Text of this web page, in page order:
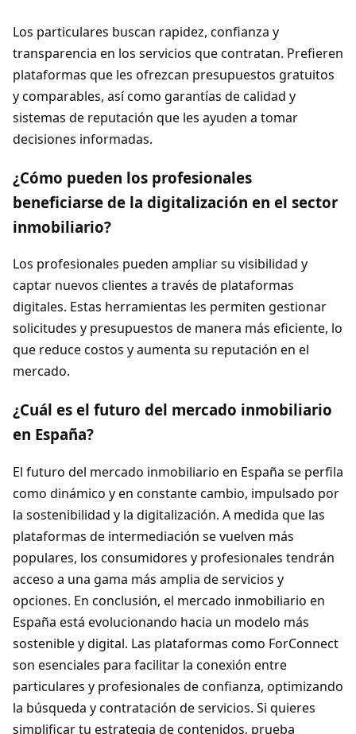
Los particulares buscan rapidez, confianza y
transparencia en los servicios que contratan. Prefieren
plataformas que les ofrezcan presupuestos gratuitos
y comparables, así como garantías de calidad y
sistemas de reputación que les ayuden a tomar
decisiones informadas.
¿Cómo pueden los profesionales
beneficiarse de la digitalización en el sector
inmobiliario?
Los profesionales pueden ampliar su visibilidad y
captar nuevos clientes a través de plataformas
digitales. Estas herramientas les permiten gestionar
solicitudes y presupuestos de manera más eficiente, lo
que reduce costos y aumenta su reputación en el
mercado.
¿Cuál es el futuro del mercado inmobiliario
en España?
El futuro del mercado inmobiliario en España se perfila
como dinámico y en constante cambio, impulsado por
la sostenibilidad y la digitalización. A medida que las
plataformas de intermediación se vuelven más
populares, los consumidores y profesionales tendrán
acceso a una gama más amplia de servicios y
opciones. En conclusión, el mercado inmobiliario en
España está evolucionando hacia un modelo más
sostenible y digital. Las plataformas como ForConnect
son esenciales para facilitar la conexión entre
particulares y profesionales de confianza, optimizando
la búsqueda y contratación de servicios. Si quieres
simplificar tu estrategia de contenidos, prueba